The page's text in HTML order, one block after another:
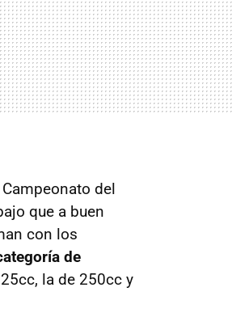
del
que a buen
con los
de
la de 250cc y